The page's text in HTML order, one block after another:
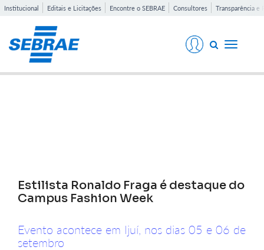
Institucional Editais e Licitações Encontre o SEBRAE Consultores Transparência e
Toggle
Estilista Ronaldo Fraga é destaque do
Campus Fashion Week
Evento acontece em Ijuí, nos dias 05 e 06 de
setembro